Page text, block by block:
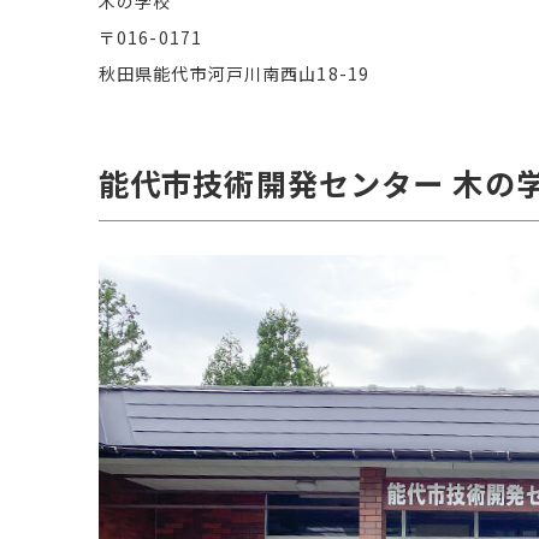
〒016-0171
秋田県能代市河戸川南西山18-19
能代市技術開発センター 木の